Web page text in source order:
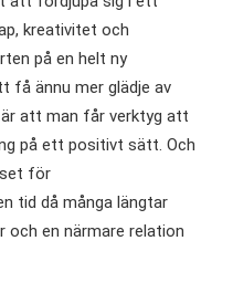
kreativitet och
på en helt ny
få ännu mer glädje av
att man får verktyg att
på ett positivt sätt. Och
för
tid då många längtar
en närmare relation